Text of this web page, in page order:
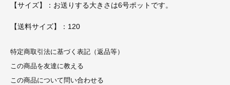
【サイズ】：お送りする大きさは6号ポットです。
【送料サイズ】：120
特定商取引法に基づく表記（返品等）
この商品を友達に教える
この商品について問い合わせる